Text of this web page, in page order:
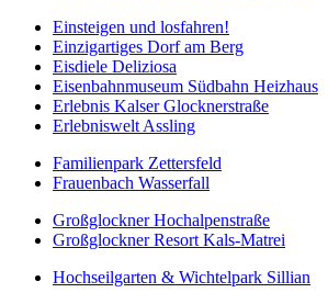
Einsteigen und losfahren!
Einzigartiges Dorf am Berg
Eisdiele Deliziosa
Eisenbahnmuseum Südbahn Heizhaus
Erlebnis Kalser Glocknerstraße
Erlebniswelt Assling
Familienpark Zettersfeld
Frauenbach Wasserfall
Großglockner Hochalpenstraße
Großglockner Resort Kals-Matrei
Hochseilgarten & Wichtelpark Sillian